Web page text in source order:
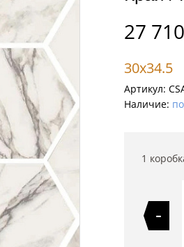
27 710
30x34.5
Артикул:
Наличие:
1
-